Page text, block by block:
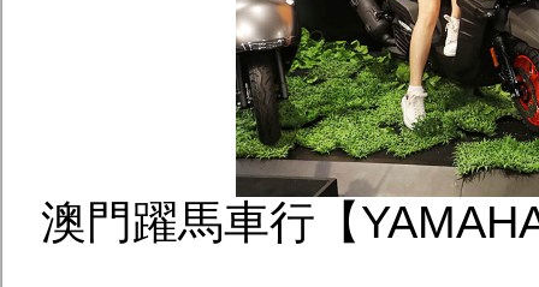
澳門躍馬車行【